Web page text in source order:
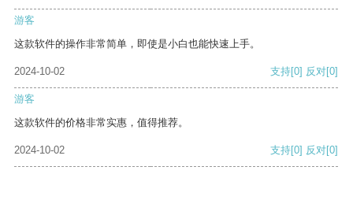
游客
这款软件的操作非常简单，即使是小白也能快速上手。
2024-10-02 支持[0] 反对[0]
游客
这款软件的价格非常实惠，值得推荐。
2024-10-02 支持[0] 反对[0]